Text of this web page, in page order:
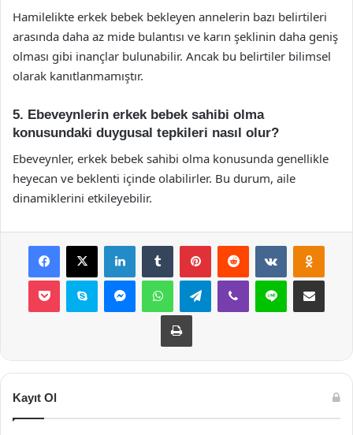
Hamilelikte erkek bebek bekleyen annelerin bazı belirtileri
arasında daha az mide bulantısı ve karın şeklinin daha geniş
olması gibi inançlar bulunabilir. Ancak bu belirtiler bilimsel
olarak kanıtlanmamıştır.
5. Ebeveynlerin erkek bebek sahibi olma
konusundaki duygusal tepkileri nasıl olur?
Ebeveynler, erkek bebek sahibi olma konusunda genellikle
heyecan ve beklenti içinde olabilirler. Bu durum, aile
dinamiklerini etkileyebilir.
Facebook
X LinkedInTumblr PinterestReddit VKontakte
Pocket Skype MessengerWhatsAppTelegramViber Line E-Posta ile
Yazdır
Kayıt Ol